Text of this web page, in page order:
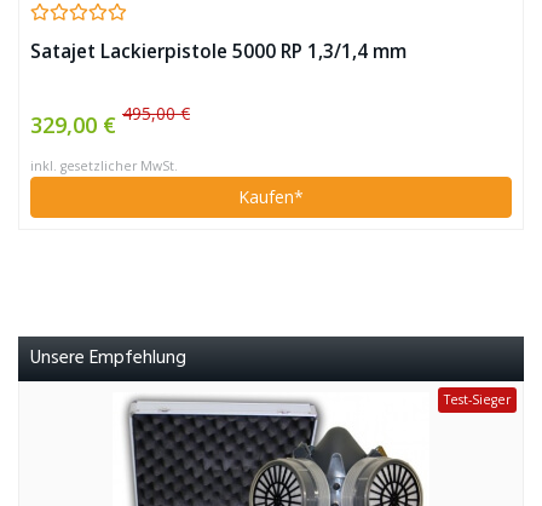
Satajet Lackierpistole 5000 RP 1,3/1,4 mm
329,00 € 495,00 €
inkl. gesetzlicher MwSt.
Kaufen*
Unsere Empfehlung
Test-Sieger